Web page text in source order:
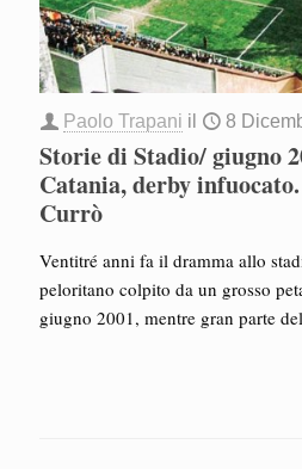
Paolo Trapani il 8
Storie di Stadio/ giugno
Catania, derby
Currò
Ventitré anni fa il dramma allo
peloritano colpito da un grosso
giugno 2001, mentre gran parte